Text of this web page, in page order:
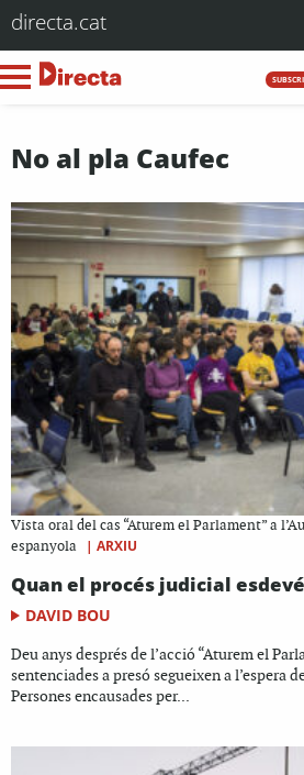
directa.cat
No al pla Caufec
Vista oral del cas “Aturem el Parlament” a
espanyola
| ARXIU
Quan el procés judicial
DAVID BOU
Deu anys després de l’acció “Aturem el
sentenciades a presó segueixen a l’espera
Persones encausades per...